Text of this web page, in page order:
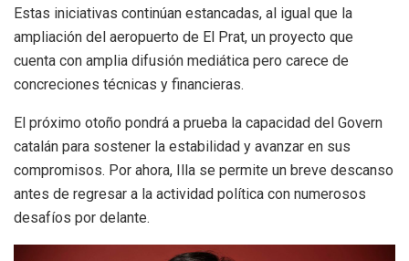
Estas iniciativas continúan estancadas, al igual que la
ampliación del aeropuerto de El Prat, un proyecto que
cuenta con amplia difusión mediática pero carece de
concreciones técnicas y financieras.
El próximo otoño pondrá a prueba la capacidad del Govern
catalán para sostener la estabilidad y avanzar en sus
compromisos. Por ahora, Illa se permite un breve descanso
antes de regresar a la actividad política con numerosos
desafíos por delante.